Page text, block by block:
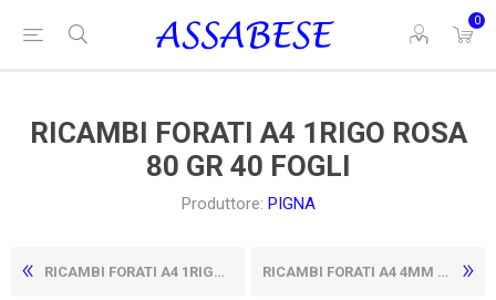
0
RICAMBI FORATI A4 1RIGO ROSA
80 GR 40 FOGLI
Produttore: PIGNA
RICAMBI FORATI A4 1RIGO GIALLI 80 GR 40 FOGLI RICAMBI FORATI A4 4MM AZZURRI 80 GR 40 FOGLI PIGNA